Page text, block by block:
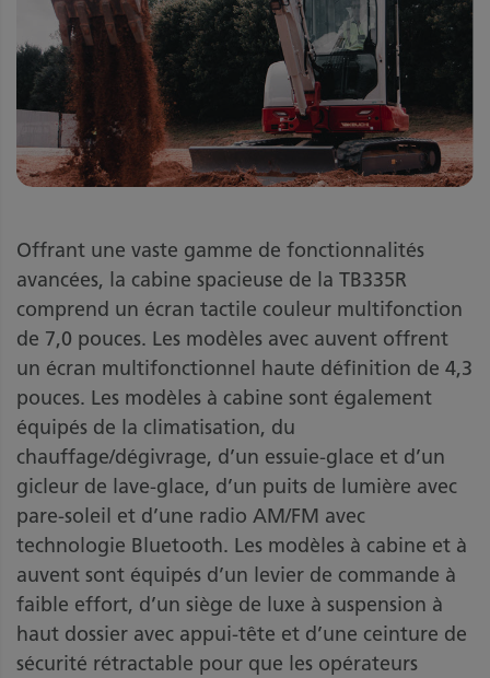
Offrant une vaste gamme de fonctionnalités
avancées, la cabine spacieuse de la TB335R
comprend un écran tactile couleur multifonction
de 7,0 pouces. Les modèles avec auvent offrent
un écran multifonctionnel haute définition de 4,3
pouces. Les modèles à cabine sont également
équipés de la climatisation, du
chauffage/dégivrage, d’un essuie-glace et d’un
gicleur de lave-glace, d’un puits de lumière avec
pare-soleil et d’une radio AM/FM avec
technologie Bluetooth. Les modèles à cabine et à
auvent sont équipés d’un levier de commande à
faible effort, d’un siège de luxe à suspension à
haut dossier avec appui-tête et d’une ceinture de
sécurité rétractable pour que les opérateurs